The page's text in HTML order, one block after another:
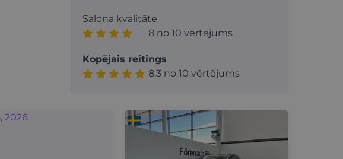
Salona kvalitāte
8 no 10 vērtējums
Kopējais reitings
8.3 no 10 vērtējums